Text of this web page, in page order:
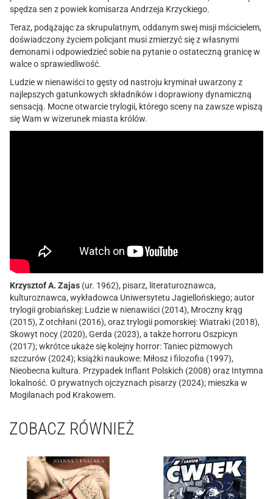
spędza sen z powiek komisarza Andrzeja Krzyckiego.
Teraz, podążając za skrupulatnym, oddanym swej misji mścicielem,
doświadczony życiem policjant musi zmierzyć się z własnymi
demonami i odpowiedzieć sobie na pytanie o ostateczną granicę w
walce o sprawiedliwość.
Ludzie w nienawiści to gęsty od nastroju kryminał uwarzony z
najlepszych gatunkowych składników i doprawiony dynamiczną
sensacją. Mocne otwarcie trylogii, którego sceny na zawsze wpiszą
się Wam w wizerunek miasta królów.
Krzysztof A. Zajas (ur. 1962), pisarz, literaturoznawca,
kulturoznawca, wykładowca Uniwersytetu Jagiellońskiego; autor
trylogii grobiańskej: Ludzie w nienawiści (2014), Mroczny krąg
(2015), Z otchłani (2016), oraz trylogii pomorskiej: Wiatraki (2018),
Skowyt nocy (2020), Gerda (2023), a także horroru Oszpicyn
(2017); wkrótce ukaże się kolejny horror: Taniec piżmowych
szczurów (2024); książki naukowe: Miłosz i filozofia (1997),
Nieobecna kultura. Przypadek Inflant Polskich (2008) oraz Intymna
lokalność. O prywatnych ojczyznach pisarzy (2024); mieszka w
Mogilanach pod Krakowem.
ZOBACZ RÓWNIEŻ